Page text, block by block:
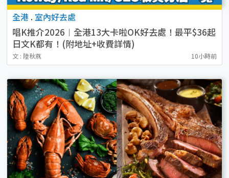
全港 . 室內好去處
唱K推介2026︱全港13大卡啦OK好去處！最平$36起
日文K都有！(附地址+收費詳情)
文 : 陸秋燕 10小時前